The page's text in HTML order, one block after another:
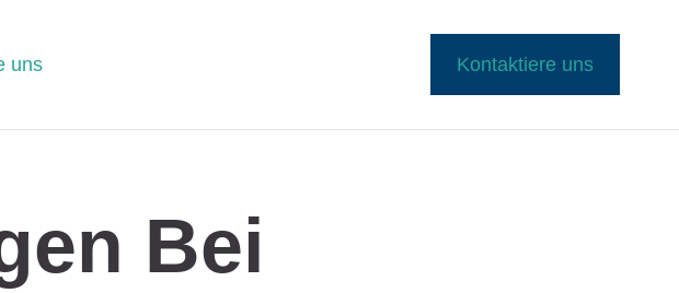
uns Kontaktiere uns
Bei